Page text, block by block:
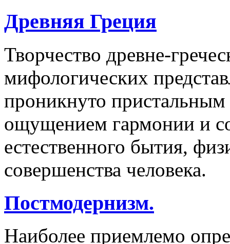
Древняя Греция
Творчество древне-
мифологических
проникнуто
ощущением гармонии и
естественного бытия,
совершенства человека.
Постмодернизм.
Наиболее приемлемо